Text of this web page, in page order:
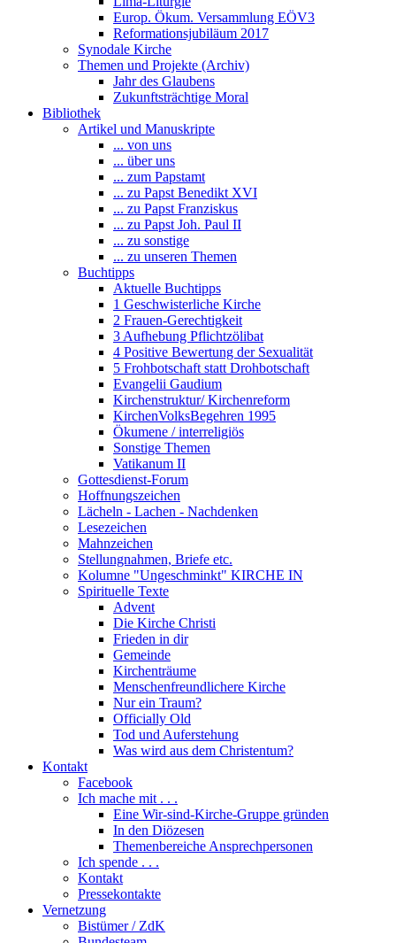
Europ. Ökum. Versammlung EÖV3
Reformationsjubiläum 2017
Synodale Kirche
Themen und Projekte (Archiv)
Jahr des Glaubens
Zukunftsträchtige Moral
Bibliothek
Artikel und Manuskripte
... von uns
... über uns
... zum Papstamt
... zu Papst Benedikt XVI
... zu Papst Franziskus
... zu Papst Joh. Paul II
... zu sonstige
... zu unseren Themen
Buchtipps
Aktuelle Buchtipps
1 Geschwisterliche Kirche
2 Frauen-Gerechtigkeit
3 Aufhebung Pflichtzölibat
4 Positive Bewertung der Sexualität
5 Frohbotschaft statt Drohbotschaft
Evangelii Gaudium
Kirchenstruktur/ Kirchenreform
KirchenVolksBegehren 1995
Ökumene / interreligiös
Sonstige Themen
Vatikanum II
Gottesdienst-Forum
Hoffnungszeichen
Lächeln - Lachen - Nachdenken
Lesezeichen
Mahnzeichen
Stellungnahmen, Briefe etc.
Kolumne "Ungeschminkt" KIRCHE IN
Spirituelle Texte
Advent
Die Kirche Christi
Frieden in dir
Gemeinde
Kirchenträume
Menschenfreundlichere Kirche
Nur ein Traum?
Officially Old
Tod und Auferstehung
Was wird aus dem Christentum?
Kontakt
Facebook
Ich mache mit . . .
Eine Wir-sind-Kirche-Gruppe gründen
In den Diözesen
Themenbereiche Ansprechpersonen
Ich spende . . .
Kontakt
Pressekontakte
Vernetzung
Bistümer / ZdK